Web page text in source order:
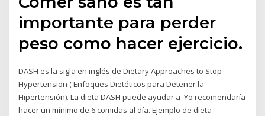
importante para perder
peso como hacer ejercicio.
DASH es la sigla en inglés de Dietary Approaches to Stop
Hypertension ( Enfoques Dietéticos para Detener la
Hipertensión). La dieta DASH puede ayudar a Yo recomendaría
hacer un mínimo de 6 comidas al día. Ejemplo de dieta